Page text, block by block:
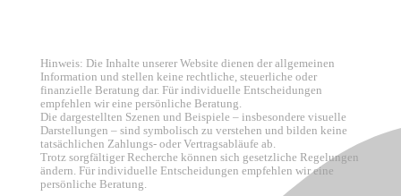
Hinweis: Die Inhalte unserer Website dienen der allgemeinen
Information und stellen keine rechtliche, steuerliche oder
finanzielle Beratung dar. Für individuelle Entscheidungen
empfehlen wir eine persönliche Beratung.
Die dargestellten Szenen und Beispiele – insbesondere visuelle
Darstellungen – sind symbolisch zu verstehen und bilden keine
tatsächlichen Zahlungs- oder Vertragsabläufe ab.
Trotz sorgfältiger Recherche können sich gesetzliche Regelungen
ändern. Für individuelle Entscheidungen empfehlen wir eine
persönliche Beratung.